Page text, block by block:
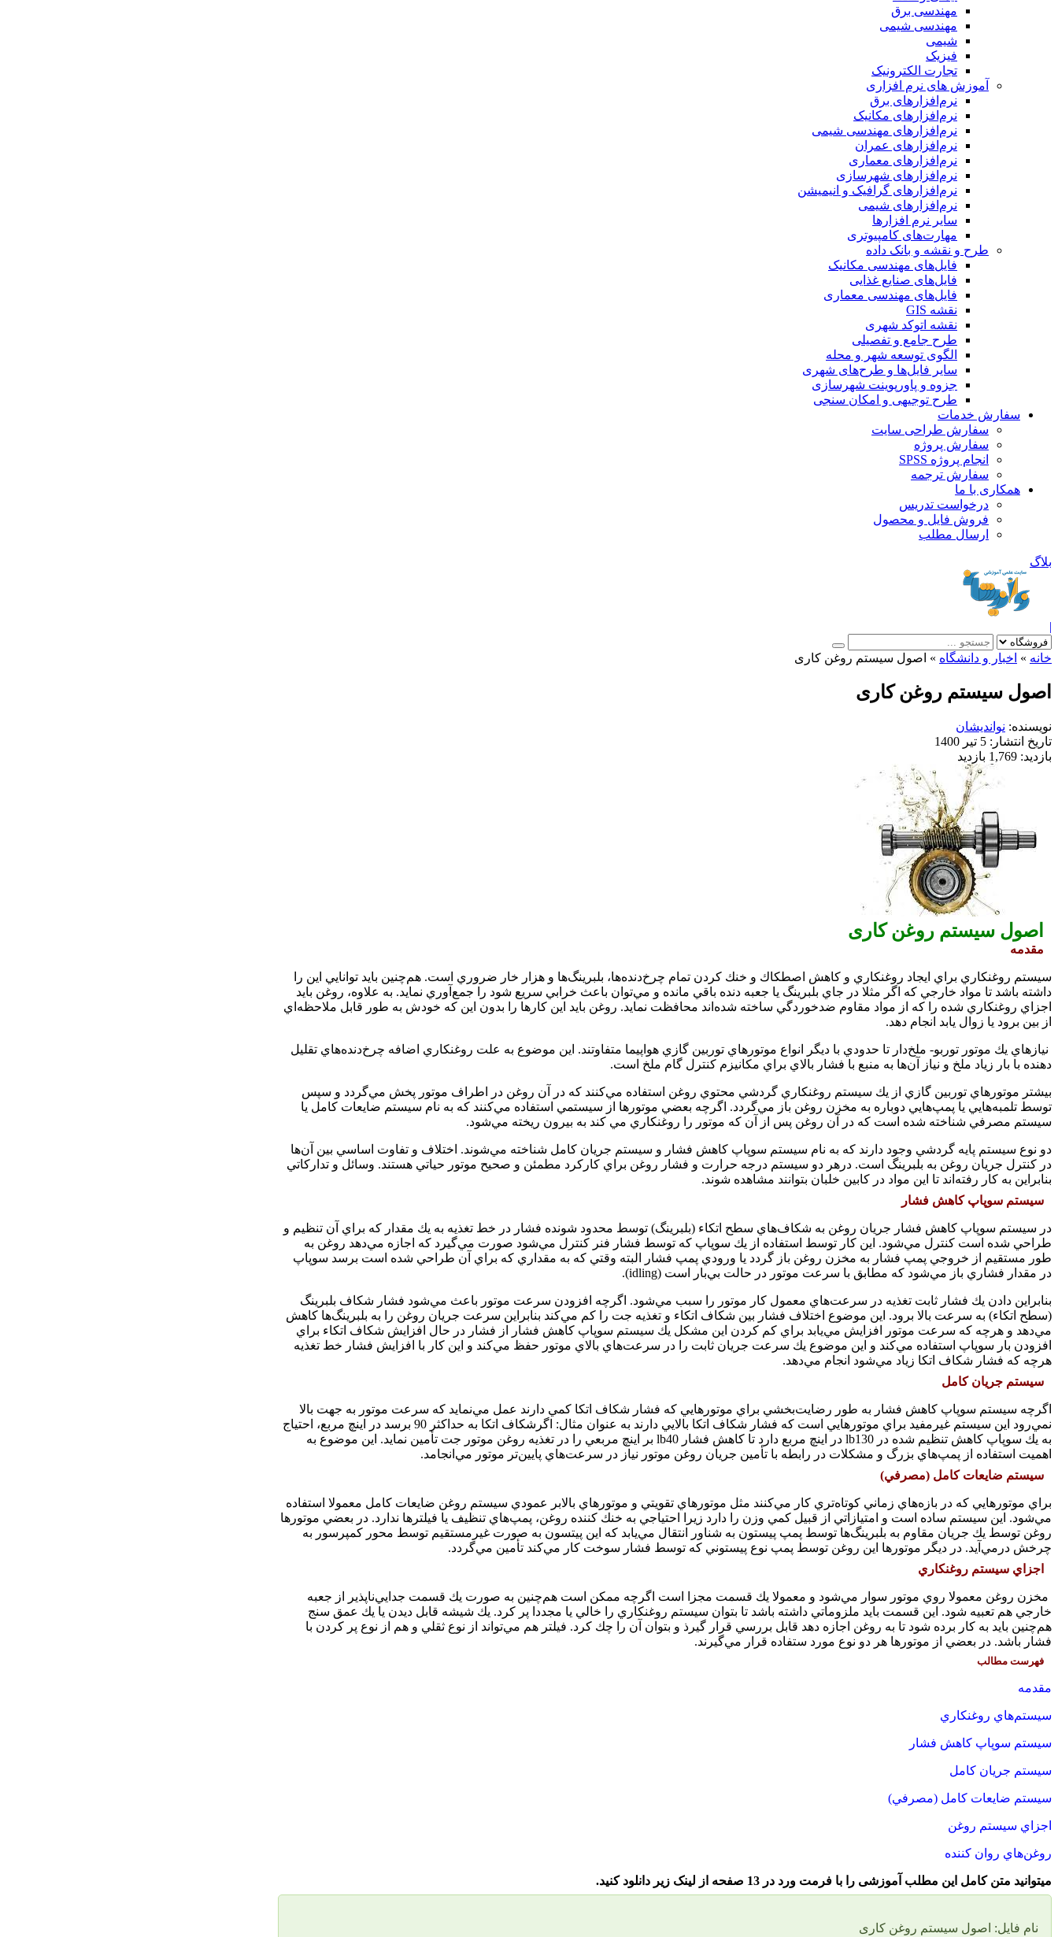
مهندسی برق
مهندسی شیمی
شیمی
فیزیک
تجارت الکترونیک
آموزش های نرم افزاری
نرم‌افزارهای برق
نرم‌افزارهای مکانیک
نرم‌افزارهای مهندسی شیمی
نرم‌افزارهای عمران
نرم‌افزارهای معماری
نرم‌افزارهای شهرسازی
نرم‌افزارهای گرافیک و انیمیشن
نرم‌افزارهای شیمی
سایر نرم افزارها
مهارت‌های کامپیوتری
طرح و نقشه و بانک داده
فایل‌های مهندسی مکانیک
فایل‌های صنایع غذایی
فایل‌های مهندسی معماری
نقشه GIS
نقشه اتوکد شهری
طرح جامع و تفصیلی
الگوی توسعه شهر و محله
سایر فایل‌ها و طرح‌های شهری
جزوه و پاورپوینت شهرسازی
طرح توجیهی و امکان سنجی
سفارش خدمات
سفارش طراحی سایت
سفارش پروژه
انجام پروژه SPSS
سفارش ترجمه
همکاری با ما
درخواست تدریس
فروش فایل و محصول
ارسال مطلب
بلاگ
|
خانه » اخبار و دانشگاه » اصول سیستم روغن کاری
اصول سیستم روغن کاری
نویسنده: نواندیشان
تاریخ انتشار: 5 تیر 1400
بازدید: 1,769 بازدید
اصول سیستم روغن کاری
مقدمه
سيستم روغنكاري براي ايجاد روغنكاري و كاهش اصطكاك و خنك كردن تمام چرخ‌دنده‌ها، بلبرينگ‌ها و هزار خار ضروري است. هم‌چنين بايد توانايي اين را
داشته باشد تا مواد خارجي كه اگر مثلا در جاي بلبرينگ يا جعبه دنده باقي مانده و مي‌توان باعث خرابي سريع شود را جمع‌آوري نمايد. به علاوه، روغن بايد
اجزاي روغنكاري شده را كه از مواد مقاوم ضدخوردگي ساخته شده‌اند محافظت نمايد. روغن بايد اين كارها را بدون اين كه خودش به طور قابل ملاحظه‌اي
از بين برود يا زوال يابد انجام دهد.
نيازهاي يك موتور توربو- ملخ‌دار تا حدودي با ديگر انواع موتورهاي توربين گازي هواپيما متفاوتند. اين موضوع به علت روغنكاري اضافه چرخ‌دنده‌هاي تقليل
دهنده با بار زياد ملخ و نياز آن‌ها به منبع با فشار بالاي براي مكانيزم كنترل گام ملخ است.
بيشتر موتورهاي توربين گازي از يك سيستم روغنكاري گردشي محتوي روغن استفاده مي‌كنند كه در آن روغن در اطراف موتور پخش مي‌گردد و سپس
توسط تلمبه‌هايي يا پمپ‌هايي دوباره به مخزن روغن باز ‌مي‌گردد. اگرچه بعضي موتورها از سيستمي استفاده مي‌كنند كه به نام سيستم ضايعات كامل يا
سيستم مصرفي شناخته شده است كه در آن روغن پس از آن كه موتور را روغنكاري مي كند به بيرون ريخته مي‌شود.
دو نوع سيستم پايه گردشي وجود دارند كه به نام سيستم سوپاپ كاهش فشار و سيستم جريان كامل شناخته مي‌شوند. اختلاف و تفاوت اساسي بين آن‌ها
در كنترل جريان روغن به بلبرينگ است. درهر دو سيستم درجه حرارت و فشار روغن براي كاركرد مطمئن و صحيح موتور حياتي هستند. وسائل و تداركاتي
بنابراين به كار رفته‌اند تا اين مواد در كابين خلبان بتوانند مشاهده شوند.
سيستم سوپاپ كاهش فشار
در سيستم سوپاپ كاهش فشار جريان روغن به شكاف‌هاي سطح اتكاء (بلبرينگ) توسط محدود شونده فشار در خط تغذيه به يك مقدار كه براي آن تنظيم و
طراحي شده است كنترل مي‌شود. اين كار توسط استفاده از يك سوپاپ كه توسط فشار فنر كنترل مي‌شود صورت مي‌گيرد كه اجازه مي‌دهد روغن به
طور مستقيم از خروجي پمپ فشار به مخزن روغن باز گردد يا ورودي پمپ فشار البته وقتي كه به مقداري كه براي آن طراحي شده است برسد سوپاپ
در مقدار فشاري باز مي‌شود كه مطابق با سرعت موتور در حالت بي‌بار است (idling).
بنابراين دادن يك فشار ثابت تغذيه در سرعت‌هاي معمول كار موتور را سبب مي‌شود. اگرچه افزودن سرعت موتور باعث مي‌شود فشار شكاف بلبرينگ
(سطح اتكاء) به سرعت بالا برود. اين موضوع اختلاف فشار بين شكاف اتكاء و تغذيه جت را كم مي‌كند بنابراين سرعت جريان روغن را به بلبرينگ‌ها كاهش
مي‌دهد و هرچه كه سرعت موتور افزايش مي‌يابد براي كم كردن اين مشكل يك سيستم سوپاپ كاهش فشار از فشار در حال افزايش شكاف اتكاء براي
افزودن بار سوپاپ استفاده مي‌كند و اين موضوع يك سرعت جريان ثابت را در سرعت‌هاي بالاي موتور حفظ مي‌كند و اين كار با افزايش فشار خط تغذيه
هرچه كه فشار شكاف اتكا زياد مي‌شود انجام مي‌دهد.
سيستم جريان كامل
اگرچه سيستم سوپاپ كاهش فشار به طور رضايت‌بخشي براي موتورهايي كه فشار شكاف اتكا كمي دارند عمل مي‌نمايد كه سرعت موتور به جهت بالا
نمي‌رود اين سيستم غيرمفيد براي موتورهايي است كه فشار شكاف اتكا بالايي دارند به عنوان مثال: اگرشكاف اتكا به حداكثر 90 برسد در اينچ مربع، احتياج
به يك سوپاپ كاهش تنظيم شده در lb130 در اينچ مربع دارد تا كاهش فشار lb40 بر اينچ مربعي را در تغذيه روغن موتور جت تأمين نمايد. اين موضوع به
اهميت استفاده از پمپ‌هاي بزرگ و مشكلات در رابطه با تأمين جريان روغن موتور نياز در سرعت‌هاي پايين‌تر موتور مي‌انجامد.
سيستم ضايعات كامل (مصرفي)
براي موتورهايي كه در بازه‌هاي زماني كوتاه‌تري كار مي‌كنند مثل موتورهاي تقويتي و موتورهاي بالابر عمودي سيستم روغن ضايعات كامل معمولا استفاده
مي‌شود. اين سيستم ساده است و امتيازاتي از قبيل كمي وزن را دارد زيرا احتياجي به خنك كننده روغن، پمپ‌هاي تنظيف يا فيلترها ندارد. در بعضي موتورها
روغن توسط يك جريان مقاوم به بلبرينگ‌ها توسط پمپ پيستون به شناور انتقال مي‌يابد كه اين پيتسون به صورت غيرمستقيم توسط محور كمپرسور به
چرخش درمي‌آيد. در ديگر موتورها اين روغن توسط پمپ نوع پيستوني كه توسط فشار سوخت كار مي‌كند تأمين مي‌گردد.
اجزاي سيستم روغنكاري
مخزن روغن معمولا روي موتور سوار مي‌شود و معمولا يك قسمت مجزا است اگرچه ممكن است هم‌چنين به صورت يك قسمت جدايي‌ناپذير از جعبه
خارجي هم تعبيه شود. اين قسمت بايد ملزوماتي داشته باشد تا بتوان سيستم روغنكاري را خالي يا مجددا پر كرد. يك شيشه قابل ديدن يا يك عمق سنج
هم‌چنين بايد به كار برده شود تا به روغن اجازه دهد قابل بررسي قرار گيرذ و بتوان آن را چك كرد. فيلتر هم مي‌تواند از نوع ثقلي و هم از نوع پر كردن با
فشار باشد. در بعضي از موتورها هر دو نوع مورد ستفاده قرار مي‌گيرند.
فهرست مطالب
مقدمه
سيستم‌هاي روغنكاري
سيستم سوپاپ كاهش فشار
سيستم جريان كامل
سيستم ضايعات كامل (مصرفي)
اجزاي سيستم روغن
روغن‌هاي روان كننده
میتوانید متن کامل این مطلب آموزشی را با فرمت ورد در 13 صفحه از لینک زیر دانلود کنید.
نام فایل: اصول سیستم روغن کاری